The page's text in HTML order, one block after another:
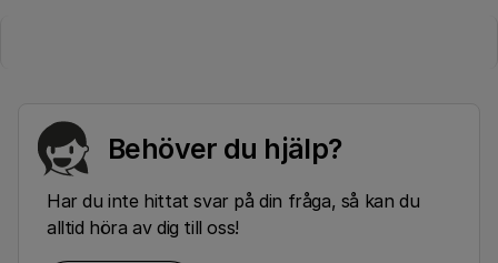
Behöver du hjälp?
Har du inte hittat svar på din fråga, så kan du
alltid höra av dig till oss!